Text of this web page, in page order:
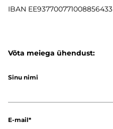
IBAN EE937700771008856433
Võta meiega ühendust:
Sinu nimi
E-mail